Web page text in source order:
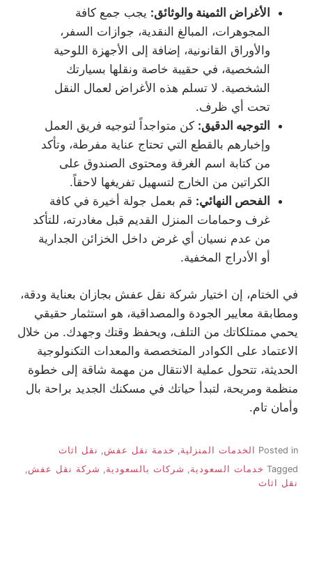
الأغراض الثمينة والوثائق: يجب جمع كافة
المجوهرات، المبالغ النقدية، جوازات السفر،
والأوراق القانونية، إضافة إلى الأجهزة اللوحية
الشخصية، في حقيبة خاصة ونقلها بسيارتك
الشخصية. لا تسلم هذه الأغراض لعمال النقل
تحت أي ظرف.
التوجيه الدقيق: كن متواجداً لتوجيه فريق العمل
وإخبارهم بالقطع التي تحتاج عناية مفرطة، وتأكد
من كتابة اسم الغرفة ومحتوى الصندوق على
الكراتين من الخارج لتسهيل تفريغها لاحقاً.
الفحص النهائي: قم بعمل جولة أخيرة في كافة
غرف وحمامات المنزل القديم قبل مغادرته، للتأكد
من عدم نسيان أي غرض داخل الخزائن الجدارية
أو الأدراج المخفية.
في الختام، إن اختيار شركة نقل عفش بجازان بعناية ودقة،
ومطابقة معايير الجودة والمصداقية، هو استثمار حقيقي
يحمي ممتلكاتك من التلف، ويحفظ وقتك وجهدك. من خلال
الاعتماد على الكوادر المتخصصة والمعدات التكنولوجية
الحديثة، تتحول عملية الانتقال من مهمة شاقة إلى خطوة
منظمة ومريحة، لتبدأ حياتك في مسكنك الجديد براحة بال
وأمان تام.
Posted in الخدمات المنزلية, خدمة نقل عفش, نقل اثاث
Tagged خدمات السعودية شركات بالسعودية شركة نقل عفش
نقل اثاث